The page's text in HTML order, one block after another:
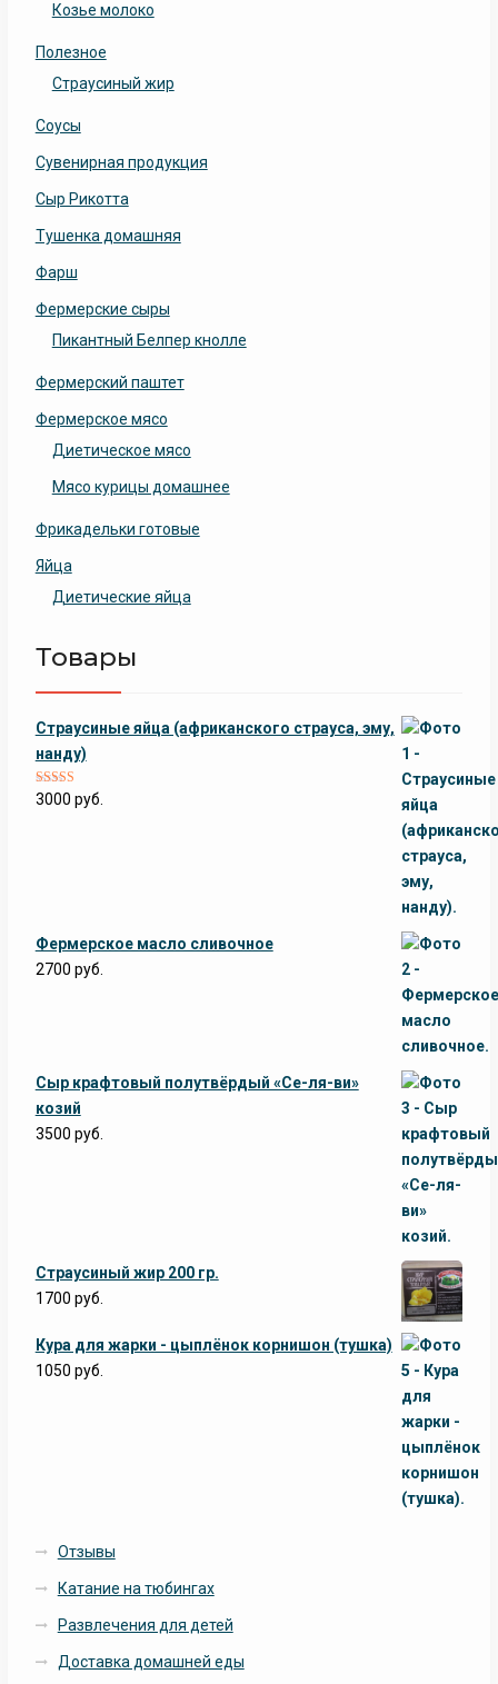
Козье молоко
Полезное
Страусиный жир
Соусы
Сувенирная продукция
Сыр Рикотта
Тушенка домашняя
Фарш
Фермерские сыры
Пикантный Белпер кнолле
Фермерский паштет
Фермерское мясо
Диетическое мясо
Мясо курицы домашнее
Фрикадельки готовые
Яйца
Диетические яйца
Товары
Страусиные яйца (африканского страуса, эму,
нанду)
Оценка5.00
3000 руб.
Фермерское масло сливочное
2700 руб.
Сыр крафтовый полутвёрдый «Се-ля-ви»
козий
3500 руб.
Страусиный жир 200 гр.
1700 руб.
Кура для жарки - цыплёнок корнишон (тушка)
1050 руб.
Отзывы
Катание на тюбингах
Развлечения для детей
Доставка домашней еды